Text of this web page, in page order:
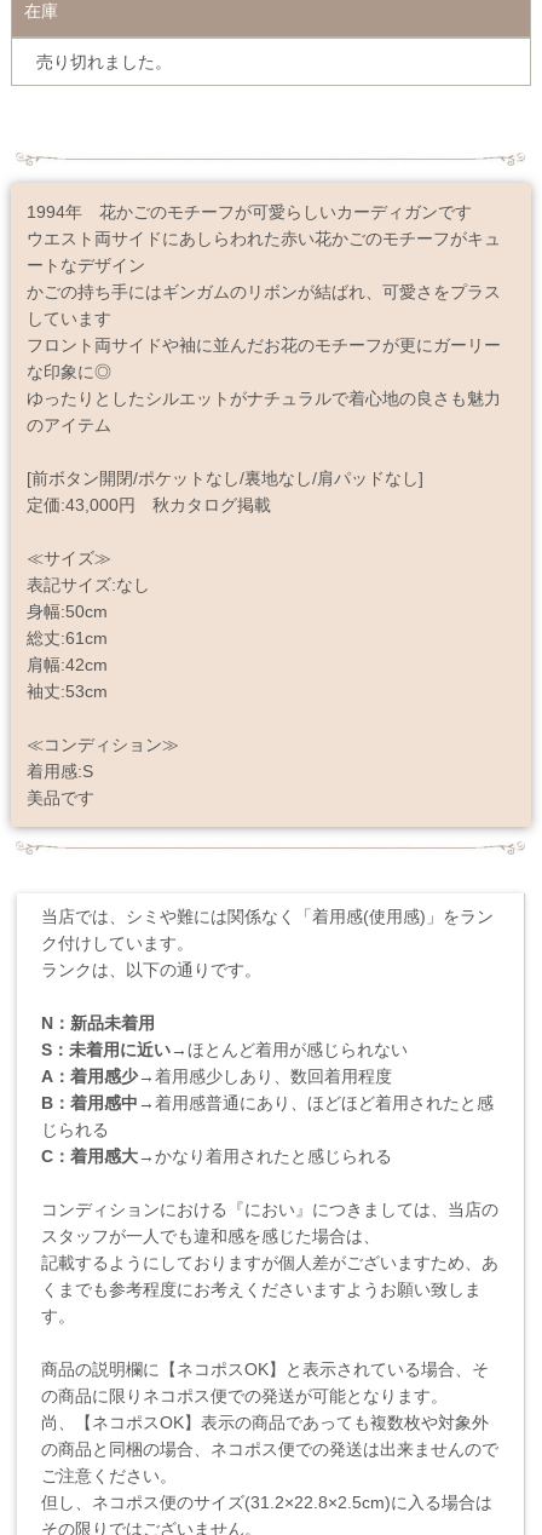
在庫
売り切れました。
1994年 花かごのモチーフが可愛らしいカーディガンです
ウエスト両サイドにあしらわれた赤い花かごのモチーフがキュ
ートなデザイン
かごの持ち手にはギンガムのリボンが結ばれ、可愛さをプラス
しています
フロント両サイドや袖に並んだお花のモチーフが更にガーリー
な印象に◎
ゆったりとしたシルエットがナチュラルで着心地の良さも魅力
のアイテム
[前ボタン開閉/ポケットなし/裏地なし/肩パッドなし]
定価:43,000円 秋カタログ掲載
≪サイズ≫
表記サイズ:なし
身幅:50cm
総丈:61cm
肩幅:42cm
袖丈:53cm
≪コンディション≫
着用感:S
美品です
当店では、シミや難には関係なく「着用感(使用感)」をラン
ク付けしています。
ランクは、以下の通りです。
N：新品未着用
S：未着用に近い→ほとんど着用が感じられない
A：着用感少→着用感少しあり、数回着用程度
B：着用感中→着用感普通にあり、ほどほど着用されたと感
じられる
C：着用感大→かなり着用されたと感じられる
コンディションにおける『におい』につきましては、当店の
スタッフが一人でも違和感を感じた場合は、
記載するようにしておりますが個人差がございますため、あ
くまでも参考程度にお考えくださいますようお願い致しま
す。
商品の説明欄に【ネコポスOK】と表示されている場合、そ
の商品に限りネコポス便での発送が可能となります。
尚、【ネコポスOK】表示の商品であっても複数枚や対象外
の商品と同梱の場合、ネコポス便での発送は出来ませんので
ご注意ください。
但し、ネコポス便のサイズ(31.2×22.8×2.5cm)に入る場合は
その限りではございません。